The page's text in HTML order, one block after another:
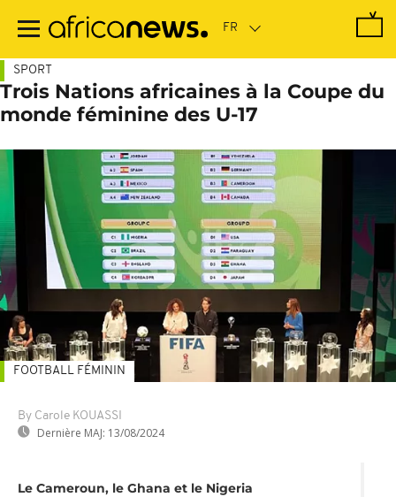
contenu
SPORT
Trois Nations africaines à la Coupe du
monde féminine des U-17
By Carole KOUASSI
Dernière MAJ: 13/08/2024
FOOTBALL FÉMININ
Le Cameroun, le Ghana et le Nigeria